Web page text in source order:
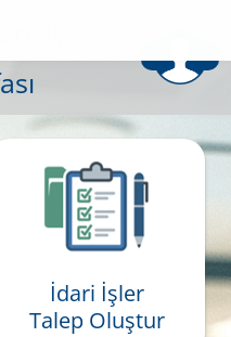
İdari İşler
Talep Oluştur